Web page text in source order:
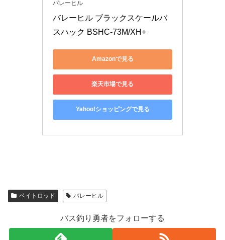
バレーヒル
バレーヒル ブラックスケールバ
スハック BSHC-73M/XH+
Amazonで見る
楽天市場で見る
Yahoo!ショッピングで見る
ベイトロッド バレーヒル
バス釣り勇者をフォローする